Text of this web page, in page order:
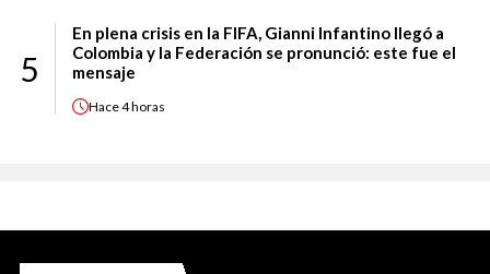
5
En plena crisis en la FIFA, Gianni Infantino llegó a
Colombia y la Federación se pronunció: este fue el
mensaje
Hace4 horas